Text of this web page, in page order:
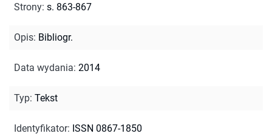
Strony: s. 863-867
Opis: Bibliogr.
Data wydania: 2014
Typ: Tekst
Identyfikator: ISSN 0867-1850